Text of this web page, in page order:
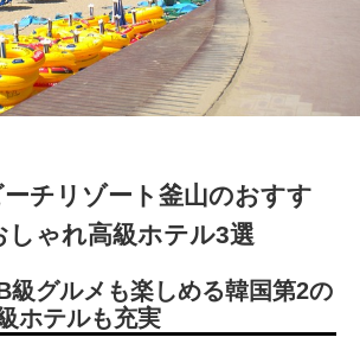
チリゾート釜山のおすす
しゃれ高級ホテル3選
級グルメも楽しめる韓国第2の
ホテルも充実